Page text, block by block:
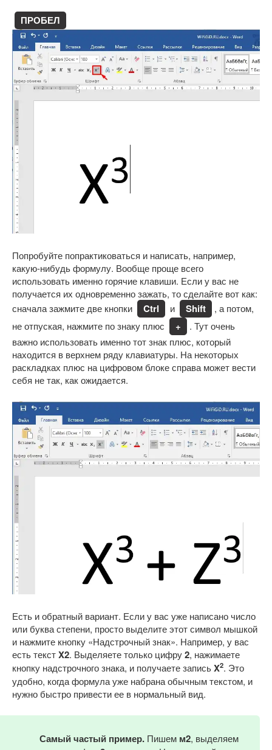
ПРОБЕЛ
Попробуйте попрактиковаться и написать, например,
какую-нибудь формулу. Вообще проще всего
использовать именно горячие клавиши. Если у вас не
получается их одновременно зажать, то сделайте вот как:
сначала зажмите две кнопки
Ctrl и Shift
, а потом,
не отпуская, нажмите по знаку плюс
+
. Тут очень
важно использовать именно тот знак плюс, который
находится в верхнем ряду клавиатуры. На некоторых
раскладках плюс на цифровом блоке справа может вести
себя не так, как ожидается.
Есть и обратный вариант. Если у вас уже написано число
или буква степени, просто выделите этот символ мышкой
и нажмите кнопку «Надстрочный знак». Например, у вас
есть текстX2. Выделяете только цифру2, нажимаете
кнопку надстрочного знака, и получаете записьX2. Это
удобно, когда формула уже набрана обычным текстом, и
нужно быстро привести ее в нормальный вид.
Самый частый пример. Пишем м2, выделяем